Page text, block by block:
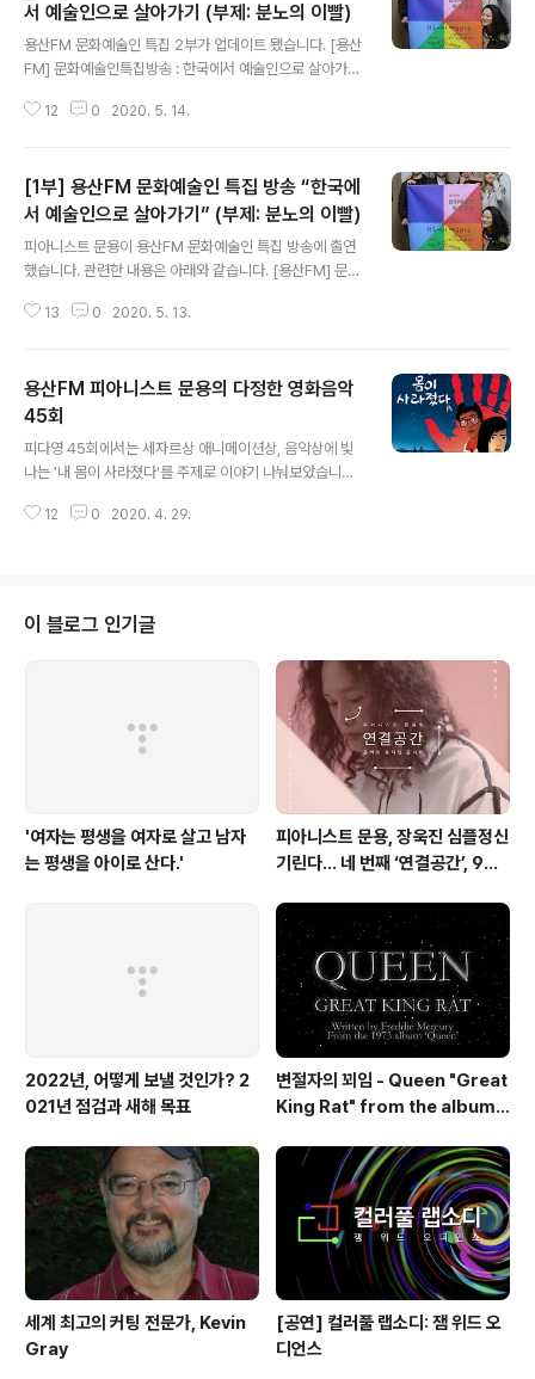
FM] * 진행: 문용 / 게스트: 만게TAra, 마윤지 / 기술: 문용
◈영화 : 카모메 식당 (Kamome Dinner , 2006) - ◇
한줄거리 : 일본인이 핀란드에서 www.podty.me www.
podbbang.com/ch/7604?e=23629267 2020-0
7-28 피아니스트 ..
서 예술인으로 살아가기 (부제: 분노의 이빨)
용산FM 문화예술인 특집 2부가 업데이트 됐습니다. [용산
FM] 문화예술인특집방송 : 한국에서 예술인으로 살아가기
용, 윤지, 언희, 오성 / 기술 : 혜원 / 편집 : 윤지 2020 문화
봅니다. 방송듣기 : http://www.podbbang.com/ch/7
604?e=23529074
12 0 2020. 5. 14.
[1부] 용산FM 문화예술인 특집 방송 “한국에
서 예술인으로 살아가기” (부제: 분노의 이빨)
피아니스트 문용이 용산FM 문화예술인 특집 방송에 출연
했습니다. 관련한 내용은 아래와 같습니다. [용산FM] 문화
- 분노의 이빨) *진행 : 만게(초영) / 게스트 : 문용, 윤지, 언
인으로 살아가는 이야기 들어봅니다 2부는 내일 공개~ 뚜
루루~~ 방송듣기 : http://www.podbbang.com/ch/7
604?e=23527886
13 0 2020. 5. 13.
용산FM 피아니스트 문용의 다정한 영화음악
45회
피다영 45회에서는 세자르상 애니메이션상, 음악상에 빛
나는 '내 몸이 사라졌다'를 주제로 이야기 나눠보았습니다.
를 들어보시기 바랍니다. 댓글과 좋아요는 커다란 힘이 됩
몸이 사라졌다 [용산FM] * 진행: 문용 / 게스트: 만게TAra
/ 기술: 문용 ◈영화 : 내 몸이 사라졌다 ( I Lost My Bod
y, 2019) - ◇ 한줄거리 : 내 손이 나를 찾아� www.po
dty.me http://www.podbbang.com/ch/7604?e=
12 0 2020. 4. 29.
이 블로그 인기글
'여자는 평생을 여자로 살고 남자
는 평생을 아이로 산다.'
피아니스트 문용, 장욱진 심플정신
기린다… 네 번째 ‘연결공간’, 9월
2022년, 어떻게 보낼 것인가? 2
021년 점검과 새해 목표
변절자의 꾀임 - Queen "Great
King Rat" from the album
세계 최고의 커팅 전문가, Kevin
Gray
[공연] 컬러풀 랩소디: 잼 위드 오
디언스